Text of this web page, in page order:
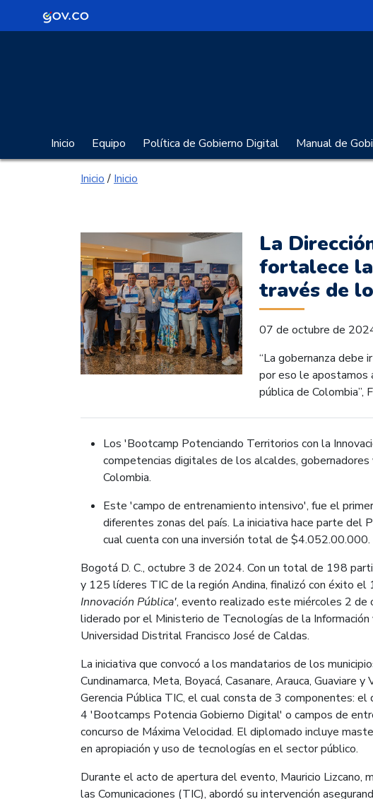
Logo Gobierno de Colombia
Inicio Equipo Política de Gobierno Digital Manual de
Inicio/Inicio
La
fortalece
través de
07 de octubre de
“La gobernanza debe
por eso le apostamos
pública de Colombia”,
Los 'Bootcamp Potenciando Territorios con la
competencias digitales de los alcaldes,
Colombia.
Este 'campo de entrenamiento intensivo', fue el
diferentes zonas del país. La iniciativa hace parte del
cual cuenta con una inversión total de $4.052.00.000.
Bogotá D. C., octubre 3 de 2024. Con un total de 198
y 125 líderes TIC de la región Andina, finalizó con éxito el
Innovación Pública', evento realizado este miércoles 2 de
liderado por el Ministerio de Tecnologías de la Información
Universidad Distrital Francisco José de Caldas.
La iniciativa que convocó a los mandatarios de los
Cundinamarca, Meta, Boyacá, Casanare, Arauca, Guaviare
Gerencia Pública TIC, el cual consta de 3 componentes:
4 'Bootcamps Potencia Gobierno Digital' o campos de
concurso de Máxima Velocidad. El diplomado incluye
en apropiación y uso de tecnologías en el sector público.
Durante el acto de apertura del evento, Mauricio Lizcano,
las Comunicaciones (TIC), abordó su intervención